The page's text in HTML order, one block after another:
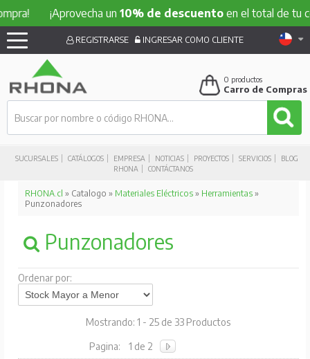
¡Aprovecha un10% de descuentoen el total de tu
SUCURSALES CATÁLOGOS EMPRESA NOTICIAS PROYECTOS SERVICIOS
BLOG
RHONA
CONTÁCTANOS
REGISTRARSE INGRESAR COMO CLIENTE
0 productos
Carro de Compras
RHONA.cl » Catalogo » Materiales Eléctricos» Herramientas»
Punzonadores
Punzonadores
Ordenar por:
Mostrando: 1 - 25 de 33 Productos
Pagina: 1 de 2